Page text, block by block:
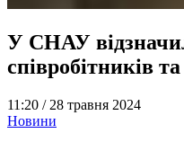
У СНАУ
співробітників
11:20 / 28 травня 2024
Новини